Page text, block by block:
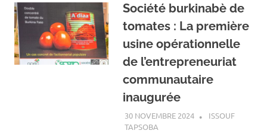
Société burkinabè de
tomates : La première
usine opérationnelle
de l’entrepreneuriat
communautaire
inaugurée
30 NOVEMBRE 2024
ISSOUF
TAPSOBA